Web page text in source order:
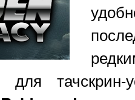
для